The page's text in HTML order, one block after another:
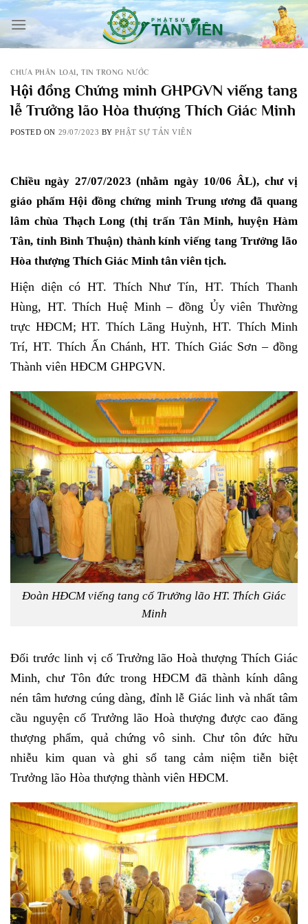
Skip
content
CHƯA PHÂN LOẠI, TIN TRONG NƯỚC
Hội đồng Chứng minh GHPGVN viếng tang
lễ Trưởng lão Hòa thượng Thích Giác Minh
POSTED ON 29/07/2023 BYPHẬT SỰ TẢN VIÊN
Chiều ngày 27/07/2023 (nhằm ngày 10/06 ÂL), chư vị
giáo phẩm Hội đồng chứng minh Trung ương đã quang
lâm chùa Thạch Long (thị trấn Tân Minh, huyện Hàm
Tân, tỉnh Bình Thuận) thành kính viếng tang Trưởng lão
Hòa thượng Thích Giác Minh tân viên tịch.
Hiện diện có HT. Thích Như Tín, HT. Thích Thanh
Hùng, HT. Thích Huệ Minh – đồng Ủy viên Thường
trực HĐCM; HT. Thích Lãng Huỳnh, HT. Thích Minh
Trí, HT. Thích Ấn Chánh, HT. Thích Giác Sơn – đồng
Thành viên HĐCM GHPGVN.
Đoàn HĐCM viếng tang cố Trưởng lão HT. Thích Giác
Minh
Đối trước linh vị cố Trưởng lão Hoà thượng Thích Giác
Minh, chư Tôn đức trong HĐCM đãthành kínhdâng
nén tâm hương cúng dàng, đỉnh lễ Giác linh và nhất tâm
cầu nguyện cố Trưởng lão Hoà thượng được cao đăng
thượng phẩm, quả chứng vô sinh. Chư tôn đức hữu
nhiễu kim quan và ghi sổ tang cảm niệm tiễn biệt
Trưởng lão Hòa thượng thành viên HĐCM.